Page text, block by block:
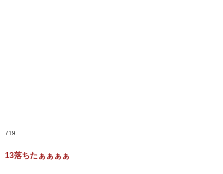
719:
13落ちたぁぁぁぁ